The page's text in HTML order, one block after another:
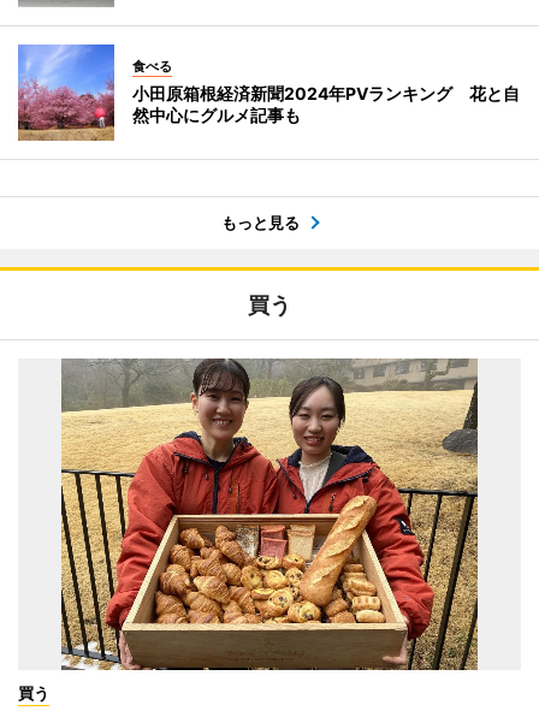
食べる
小田原箱根経済新聞2024年PVランキング 花と自
然中心にグルメ記事も
もっと見る
買う
買う